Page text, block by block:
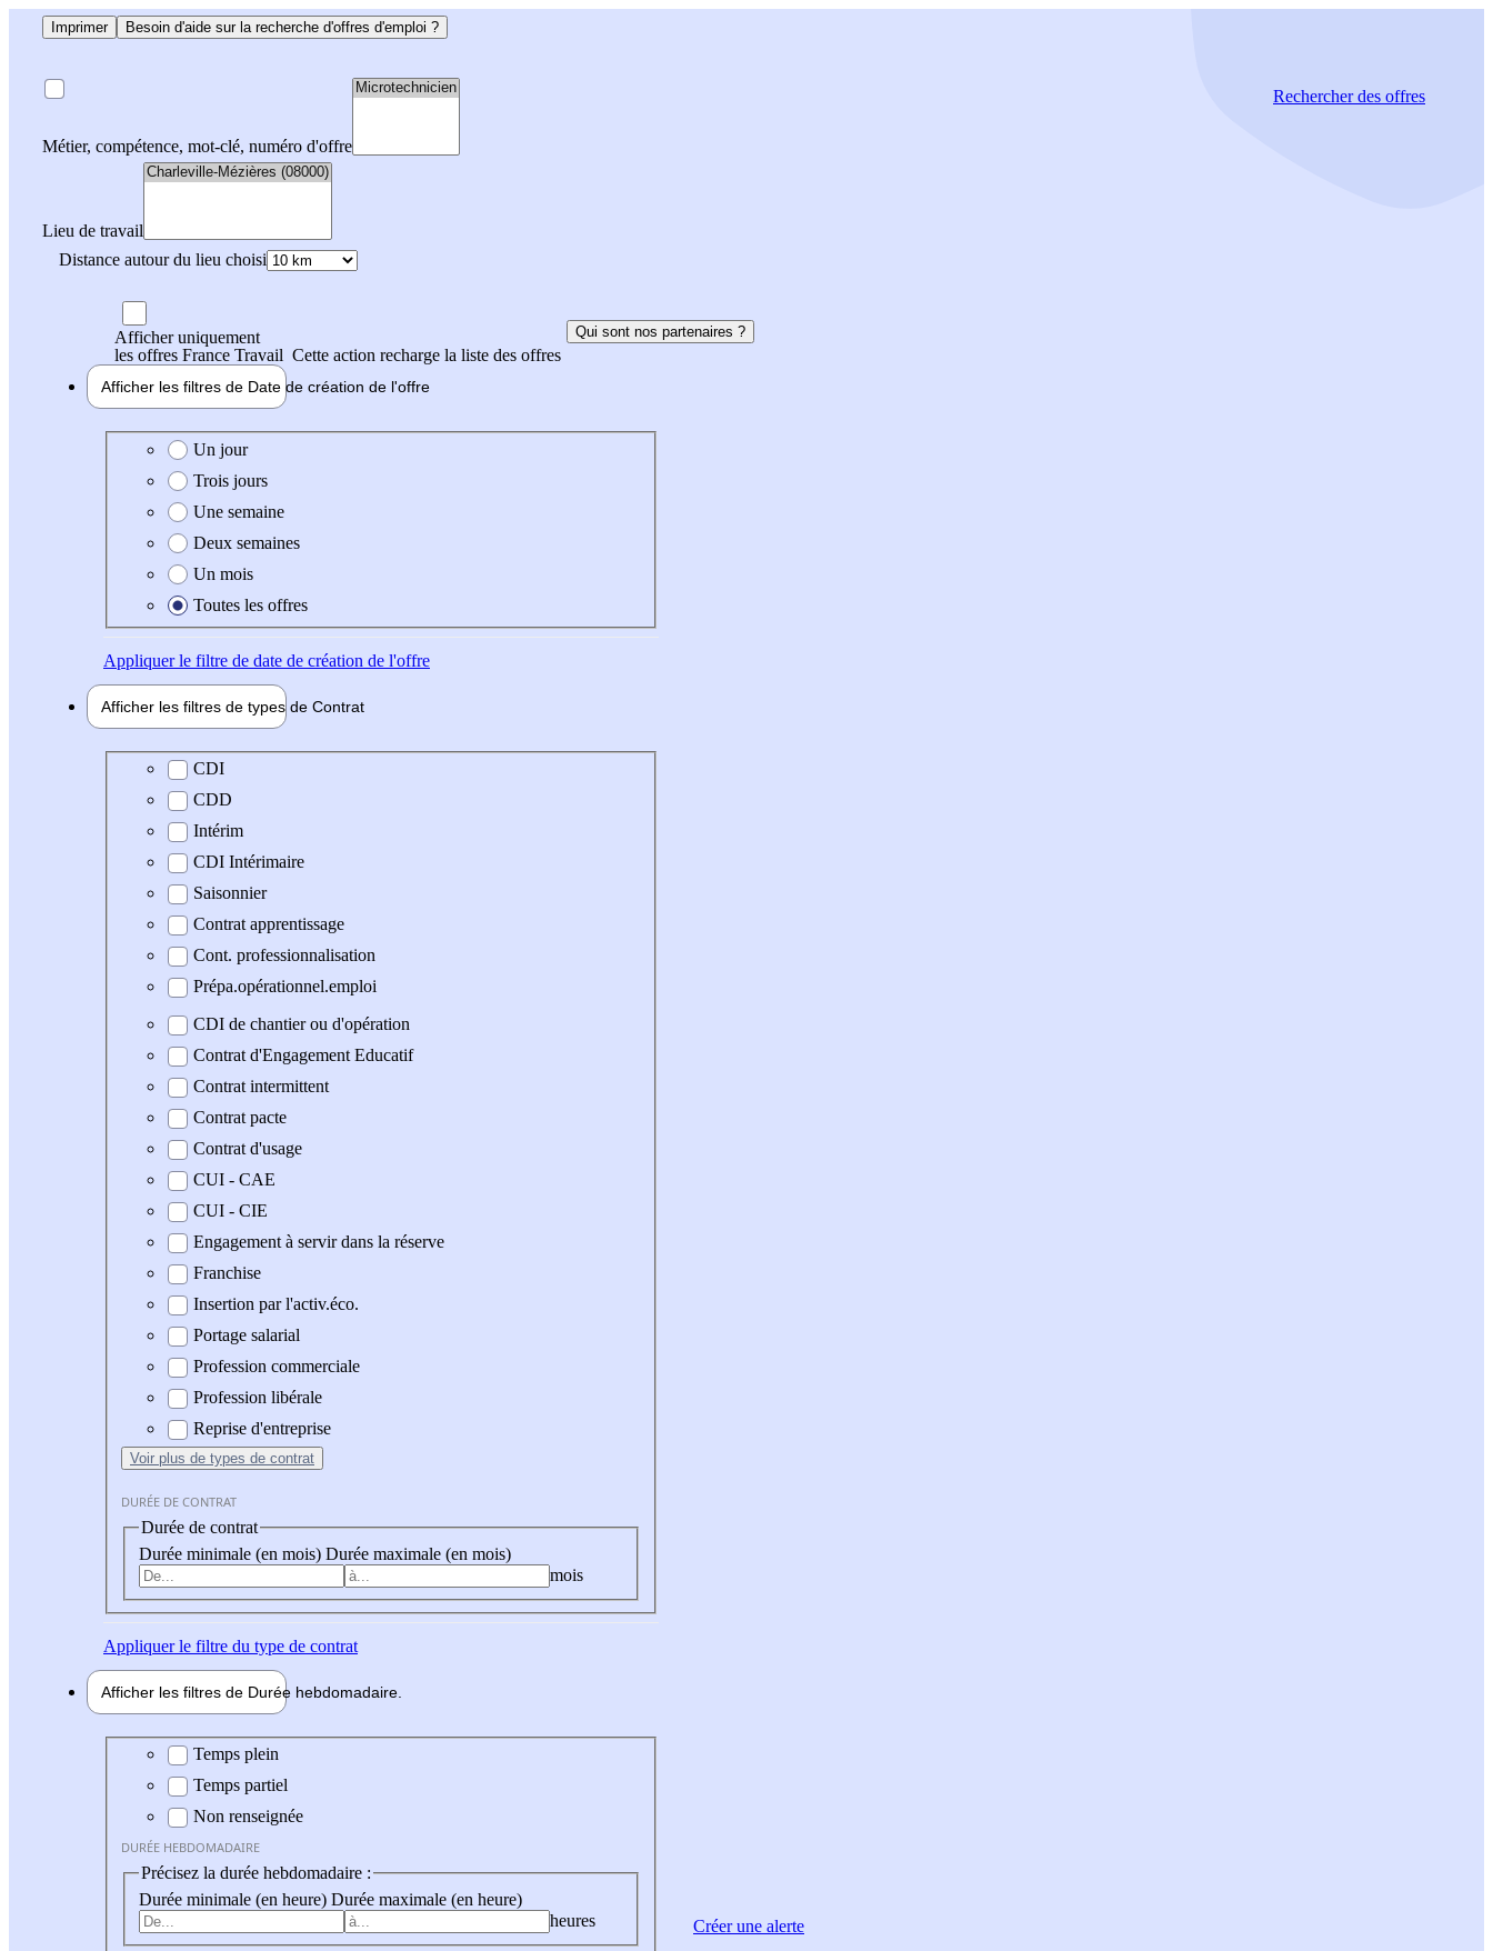
Imprimer Besoin d'aide sur la recherche d'offres d'emploi ?
Métier, compétence, mot-clé, numéro d'offre
Lieu de travail
Distance autour du lieu choisi
Rechercherdes offres
Afficher uniquement
les offres France Travail Cette action recharge la liste des offres
Qui sont nos partenaires ?
Afficher les filtres de Date de création de l'offre
Date de création de l'offre
Un jour
Trois jours
Une semaine
Deux semaines
Un mois
Toutes les offres
Appliquerle filtre de date de création de l'offre
Afficher les filtres de types de Contrat
Type de contrat
CDI
CDD
Intérim
CDI Intérimaire
Saisonnier
Contrat apprentissage
Cont. professionnalisation
Prépa.opérationnel.emploi
CDI de chantier ou d'opération
Contrat d'Engagement Educatif
Contrat intermittent
Contrat pacte
Contrat d'usage
CUI - CAE
CUI - CIE
Engagement à servir dans la réserve
Franchise
Insertion par l'activ.éco.
Portage salarial
Profession commerciale
Profession libérale
Reprise d'entreprise
Voir plus de types de contrat
DURÉE DE CONTRAT
Durée de contrat
Durée minimale (en mois) Durée maximale (en mois)
mois
Appliquerle filtre du type de contrat
Afficher les filtres de Durée hebdomadaire
Durée hebdomadaire
Temps plein
Temps partiel
Non renseignée
DURÉE HEBDOMADAIRE
Précisez la durée hebdomadaire :
Durée minimale (en heure) Durée maximale (en heure)
heures
Créer une alerte